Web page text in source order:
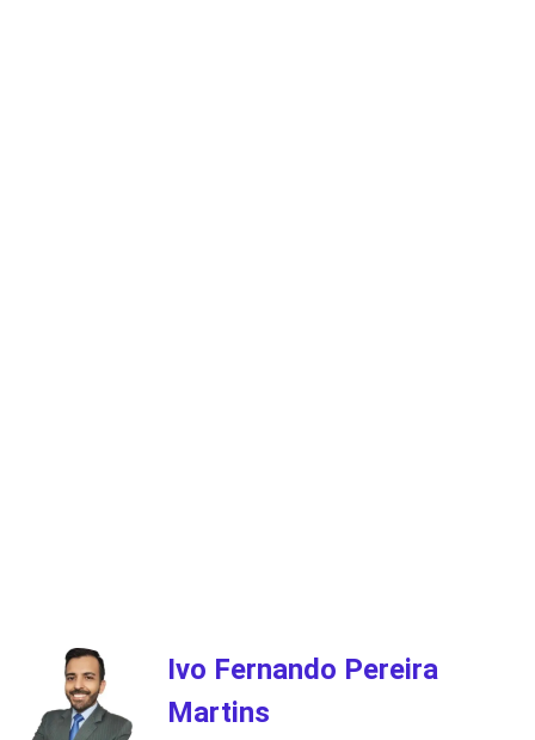
Ivo Fernando Pereira
Martins